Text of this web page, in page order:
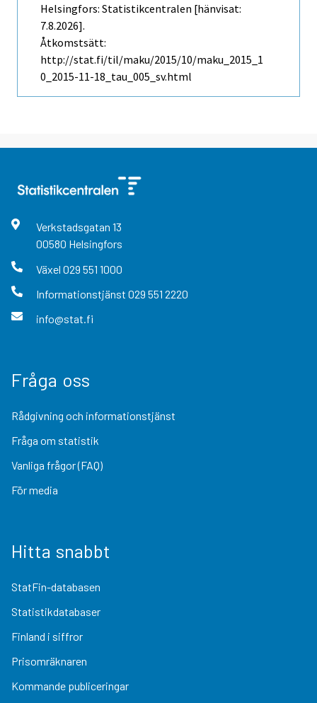
Helsingfors: Statistikcentralen [hänvisat:
7.8.2026].
Åtkomstsätt:
http://stat.fi/til/maku/2015/10/maku_2015_1
0_2015-11-18_tau_005_sv.html
Verkstadsgatan 13
00580 Helsingfors
Växel 029 551 1000
Informationstjänst 029 551 2220
info@stat.fi
Fråga oss
Rådgivning och informationstjänst
Fråga om statistik
Vanliga frågor (FAQ)
För media
Hitta snabbt
StatFin-databasen
Statistikdatabaser
Finland i siffror
Prisomräknaren
Kommande publiceringar